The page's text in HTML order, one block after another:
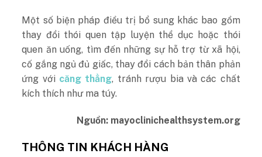
Một số biện pháp điều trị bổ sung khác bao gồm
thay đổi thói quen tập luyện thể dục hoặc thói
quen ăn uống, tìm đến những sự hỗ trợ từ xã hội,
cố gắng ngủ đủ giấc, thay đổi cách bản thân phản
ứng với căng thẳng, tránh rượu bia và các chất
kích thích như ma túy.
Nguồn: mayoclinichealthsystem.org
THÔNG TIN KHÁCH HÀNG